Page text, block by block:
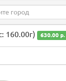
160.00г) 630.00 р.